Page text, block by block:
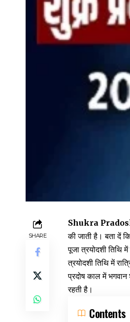
SHARE
Shukra
की जाती है। बता दें
पूजा त्रयोदशी तिथि
त्रयोदशी तिथि में
प्रदोष काल में
रहती है।
Contents